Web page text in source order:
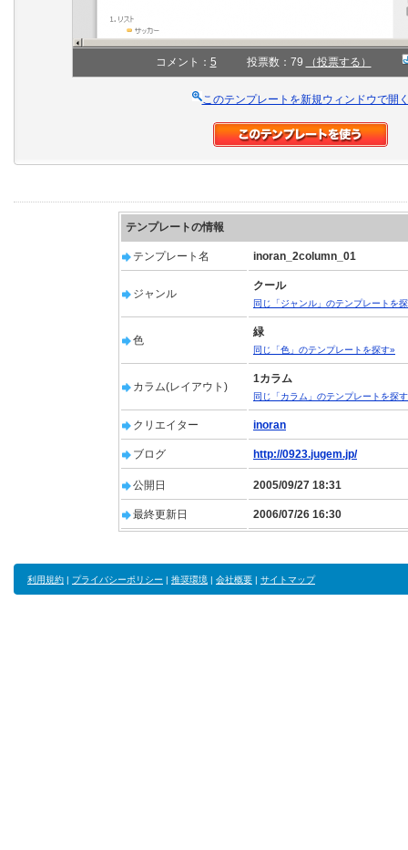
コメント： 5 投票数：79 （投票する）
このテンプレートを新規ウィンドウで開
テンプレートの情報
テンプレート名 inoran_2column_01
ジャンル
クール
同じ「ジャンル」のテンプレートを
色
緑
同じ「色」のテンプレートを探す»
カラム(レイアウト)
1カラム
同じ「カラム」のテンプレートを探
クリエイター inoran
ブログ http://0923.jugem.jp/
公開日 2005/09/27 18:31
最終更新日 2006/07/26 16:30
利用規約 | プライバシーポリシー | 推奨環境 | 会社概要 | サイトマップ